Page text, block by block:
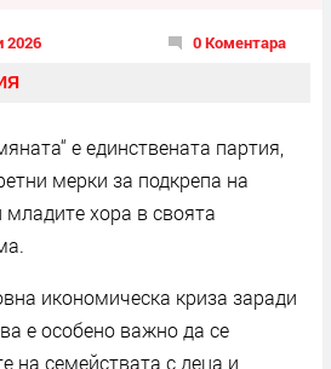
2026 0 Коментара
е единствената партия,
мерки за подкрепа на
хора в своята
икономическа криза заради
е особено важно да се
на семействата с деца и